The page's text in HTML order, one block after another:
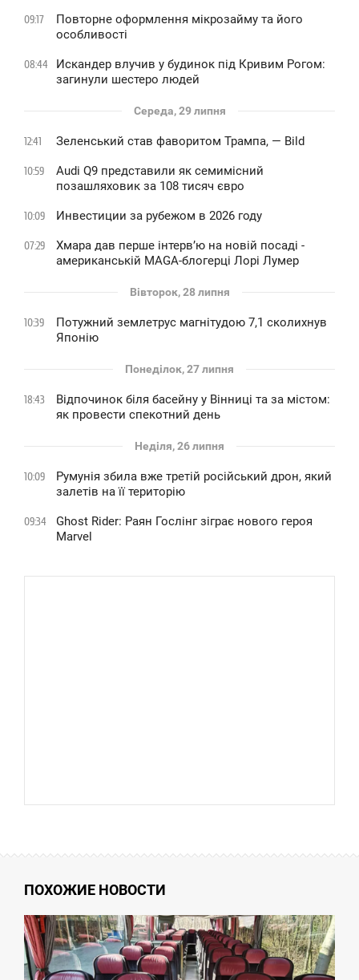
09:17
Повторне оформлення мікрозайму та його
особливості
08:44
Искандер влучив у будинок під Кривим Рогом:
загинули шестеро людей
Середа, 29 липня
12:41 Зеленський став фаворитом Трампа, — Bild
10:59
Audi Q9 представили як семимісний
позашляховик за 108 тисяч євро
10:09 Инвестиции за рубежом в 2026 году
07:29
Хмара дав перше інтервʼю на новій посаді -
американській MAGA-блогерці Лорі Лумер
Вівторок, 28 липня
10:39
Потужний землетрус магнітудою 7,1 сколихнув
Японію
Понеділок, 27 липня
18:43
Відпочинок біля басейну у Вінниці та за містом:
як провести спекотний день
Неділя, 26 липня
10:09
Румунія збила вже третій російський дрон, який
залетів на її територію
09:34
Ghost Rider: Раян Гослінг зіграє нового героя
Marvel
ПОХОЖИЕ НОВОСТИ